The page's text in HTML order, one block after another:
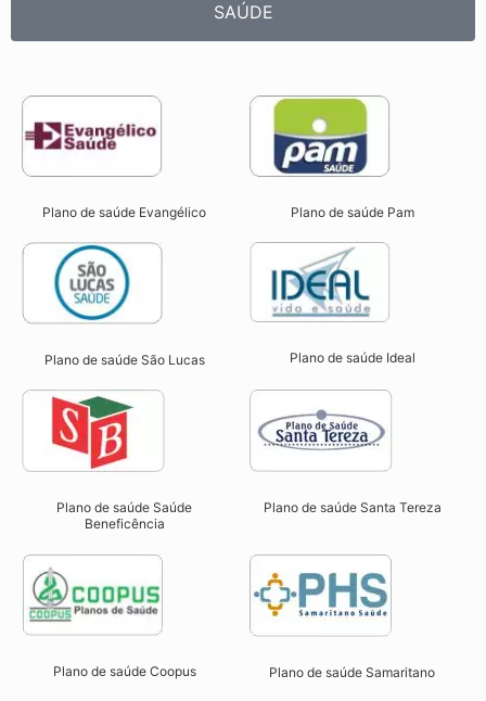
SAÚDE
Plano de saúde Evangélico Plano de saúde Pam
Plano de saúde São Lucas Plano de saúde Ideal
Plano de saúde Saúde
Beneficência
Plano de saúde Santa Tereza
Plano de saúde Coopus Plano de saúde Samaritano